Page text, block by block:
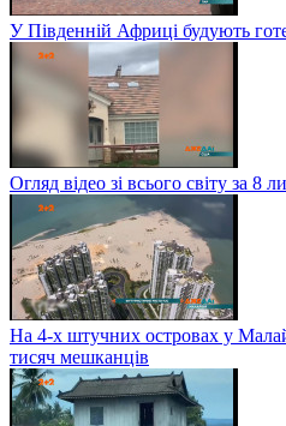
У Південній Африці будують
Огляд відео зі всього світу за 8
На 4-х штучних островах у
тисяч мешканців